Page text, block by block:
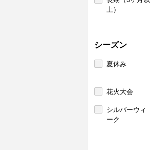
上）
シーズン
夏休み
花火大会
シルバーウィ
ーク